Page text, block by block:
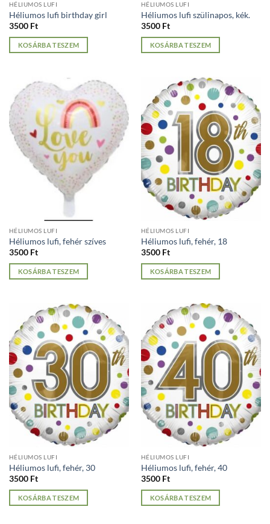
HÉLIUMOS LUFI
Héliumos lufi birthday girl
3500 Ft
KOSÁRBA TESZEM
HÉLIUMOS LUFI
Héliumos lufi szülinapos, kék.
3500 Ft
KOSÁRBA TESZEM
HÉLIUMOS LUFI
Héliumos lufi, fehér szíves
3500 Ft
KOSÁRBA TESZEM
HÉLIUMOS LUFI
Héliumos lufi, fehér, 18
3500 Ft
KOSÁRBA TESZEM
HÉLIUMOS LUFI
Héliumos lufi, fehér, 30
3500 Ft
KOSÁRBA TESZEM
HÉLIUMOS LUFI
Héliumos lufi, fehér, 40
3500 Ft
KOSÁRBA TESZEM